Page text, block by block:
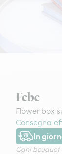
Febe
Flower box
Consegna
In
Consegna
Ogni